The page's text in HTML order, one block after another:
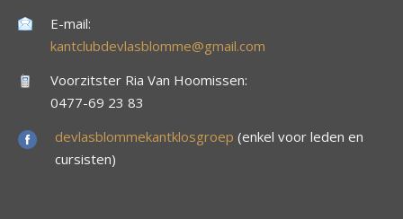
E-mail:
kantclubdevlasblomme@gmail.com
Voorzitster Ria Van Hoomissen:
0477-69 23 83
devlasblommekantklosgroep (enkel voor leden en
cursisten)